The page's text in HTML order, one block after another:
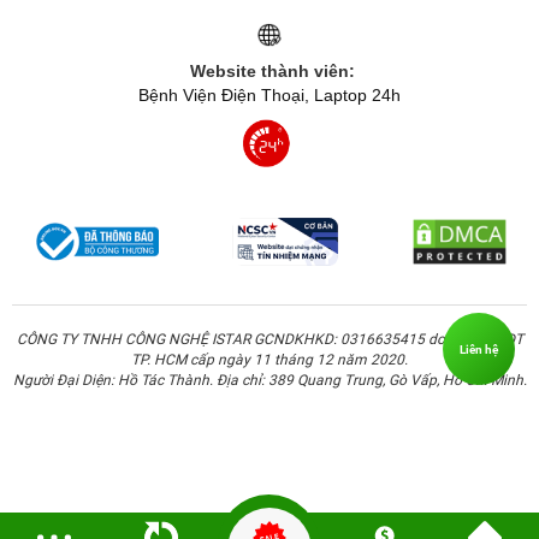
Website thành viên:
Bệnh Viện Điện Thoại, Laptop 24h
CÔNG TY TNHH CÔNG NGHỆ ISTAR GCNDKHKD: 0316635415 do Sở KH & ĐT
TP. HCM cấp ngày 11 tháng 12 năm 2020.
Người Đại Diện: Hồ Tác Thành. Địa chỉ: 389 Quang Trung, Gò Vấp, Hồ Chí Minh.
Liên hệ